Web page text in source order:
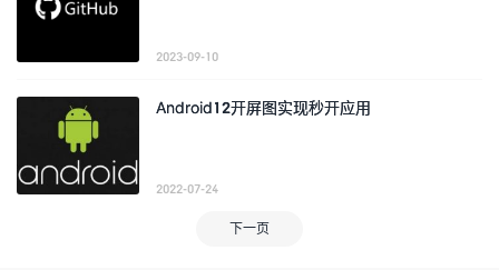
2023-09-10
Android12开屏图实现秒开应用
2022-07-24
下一页